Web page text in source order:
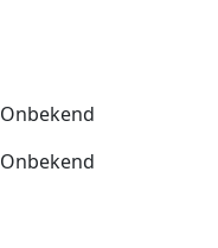
Onbekend
Onbekend